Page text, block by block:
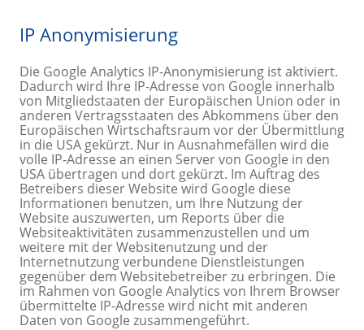
IP Anonymisierung
Die Google Analytics IP-Anonymisierung ist aktiviert.
Dadurch wird Ihre IP-Adresse von Google innerhalb
von Mitgliedstaaten der Europäischen Union oder in
anderen Vertragsstaaten des Abkommens über den
Europäischen Wirtschaftsraum vor der Übermittlung
in die USA gekürzt. Nur in Ausnahmefällen wird die
volle IP-Adresse an einen Server von Google in den
USA übertragen und dort gekürzt. Im Auftrag des
Betreibers dieser Website wird Google diese
Informationen benutzen, um Ihre Nutzung der
Website auszuwerten, um Reports über die
Websiteaktivitäten zusammenzustellen und um
weitere mit der Websitenutzung und der
Internetnutzung verbundene Dienstleistungen
gegenüber dem Websitebetreiber zu erbringen. Die
im Rahmen von Google Analytics von Ihrem Browser
übermittelte IP-Adresse wird nicht mit anderen
Daten von Google zusammengeführt.